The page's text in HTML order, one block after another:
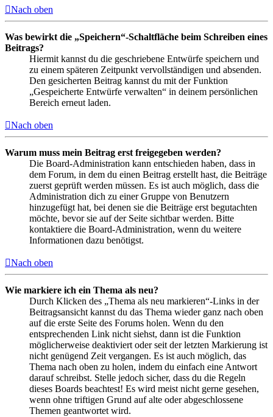
Nach oben
Was bewirkt die „Speichern“-Schaltfläche beim Schreiben eines
Beitrags?
Hiermit kannst du die geschriebene Entwürfe speichern und
zu einem späteren Zeitpunkt vervollständigen und absenden.
Den gesicherten Beitrag kannst du mit der Funktion
„Gespeicherte Entwürfe verwalten“ in deinem persönlichen
Bereich erneut laden.
Nach oben
Warum muss mein Beitrag erst freigegeben werden?
Die Board-Administration kann entschieden haben, dass in
dem Forum, in dem du einen Beitrag erstellt hast, die Beiträge
zuerst geprüft werden müssen. Es ist auch möglich, dass die
Administration dich zu einer Gruppe von Benutzern
hinzugefügt hat, bei denen sie die Beiträge erst begutachten
möchte, bevor sie auf der Seite sichtbar werden. Bitte
kontaktiere die Board-Administration, wenn du weitere
Informationen dazu benötigst.
Nach oben
Wie markiere ich ein Thema als neu?
Durch Klicken des „Thema als neu markieren“-Links in der
Beitragsansicht kannst du das Thema wieder ganz nach oben
auf die erste Seite des Forums holen. Wenn du den
entsprechenden Link nicht siehst, dann ist die Funktion
möglicherweise deaktiviert oder seit der letzten Markierung ist
nicht genügend Zeit vergangen. Es ist auch möglich, das
Thema nach oben zu holen, indem du einfach eine Antwort
darauf schreibst. Stelle jedoch sicher, dass du die Regeln
dieses Boards beachtest! Es wird meist nicht gerne gesehen,
wenn ohne triftigen Grund auf alte oder abgeschlossene
Themen geantwortet wird.